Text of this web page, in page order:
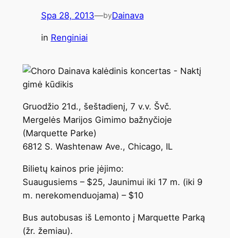
Spa 28, 2013—byDainava
in Renginiai
Gruodžio 21d., šeštadienį, 7 v.v. Švč.
Mergelės Marijos Gimimo bažnyčioje
(Marquette Parke)
6812 S. Washtenaw Ave., Chicago, IL
Bilietų kainos prie įėjimo:
Suaugusiems – $25, Jaunimui iki 17 m. (iki 9
m. nerekomenduojama) – $10
Bus autobusas iš Lemonto į Marquette Parką
(žr. žemiau).